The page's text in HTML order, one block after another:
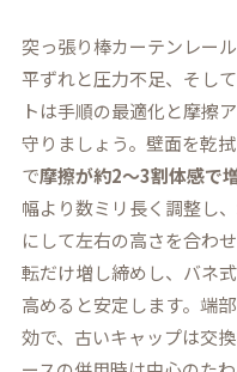
突っ張り棒カーテンレー
平ずれと圧力不足、そし
トは手順の最適化と摩擦
守りましょう。壁面を乾
で摩擦が約2〜3割体感で
幅より数ミリ長く調整し、
にして左右の高さを合わ
転だけ増し締めし、バネ
高めると安定します。端
効で、古いキャップは交